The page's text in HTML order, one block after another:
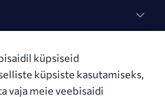
küpsiseid
küpsiste kasutamiseks,
vaja meie veebisaidi